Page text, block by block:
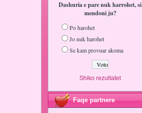
Dashuria e pare nuk harrohet, si
mendoni ju?
Po harohet
Jo nuk harohet
Se kam provuar akoma
Shiko rezultatet
Faqe partnere